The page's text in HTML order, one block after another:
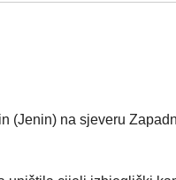
(Jenin) na sjeveru